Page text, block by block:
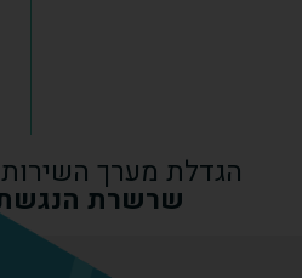
הגדלת מערך
שרשרת